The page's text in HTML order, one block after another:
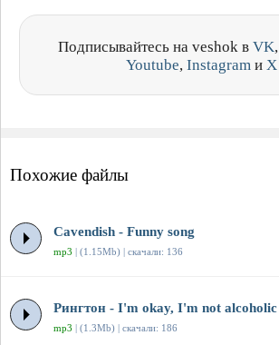
Подписывайтесь на veshok в VK,
Youtube, Instagram и X
Похожие файлы
Cavendish - Funny song
mp3 | (1.15Mb) | скачали: 136
Рингтон - I'm okay, I'm not alcoholic
mp3 | (1.3Mb) | скачали: 186